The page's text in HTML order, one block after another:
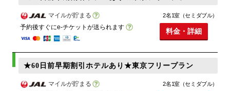
マイルが貯まる
予約後すぐにe-チケットが送られます
2名1室（セミダブル）
料金・詳細
★60日前早期割引ホテルあり★東京フリープラン
マイルが貯まる
2名1室（セミダブル）